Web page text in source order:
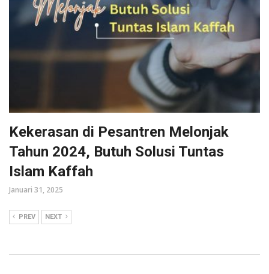
Kekerasan di Pesantren Melonjak
Tahun 2024, Butuh Solusi Tuntas
Islam Kaffah
Januari 31, 2025
PREV NEXT